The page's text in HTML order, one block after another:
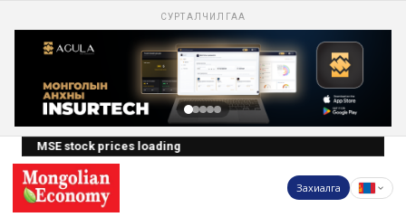
СУРТАЛЧИЛГАА
MSE stock prices loading
Захиалга